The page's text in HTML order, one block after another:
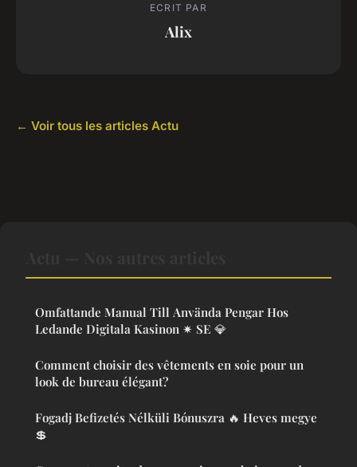
ECRIT PAR
Alix
← Voir tous les articles Actu
Omfattande Manual Till Använda Pengar Hos
Ledande Digitala Kasinon ✷ SE 💎
Comment choisir des vêtements en soie pour un
look de bureau élégant?
Fogadj Befizetés Nélküli Bónuszra 🔥 Heves megye
💲